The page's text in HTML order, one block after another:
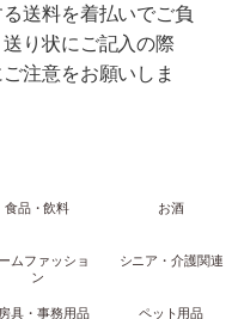
送料を着払いでご負
り状にご記入の際
注意をお願いしま
食品・飲料 お酒
ムファッショ
ン
シニア・介護関連
具・事務用品 ペット用品